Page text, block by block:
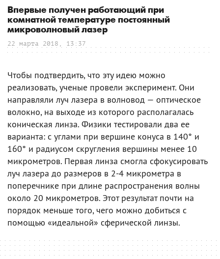
Впервые получен работающий при
комнатной температуре постоянный
микроволновый лазер
22 марта 2018, 13:37
Чтобы подтвердить, что эту идею можно
реализовать, ученые провели эксперимент. Они
направляли луч лазера в волновод — оптическое
волокно, на выходе из которого располагалась
коническая линза. Физики тестировали два ее
варианта: с углами при вершине конуса в 140° и
160° и радиусом скругления вершины менее 10
микрометров. Первая линза смогла сфокусировать
луч лазера до размеров в 2-4 микрометра в
поперечнике при длине распространения волны
около 20 микрометров. Этот результат почти на
порядок меньше того, чего можно добиться с
помощью «идеальной» сферической линзы.